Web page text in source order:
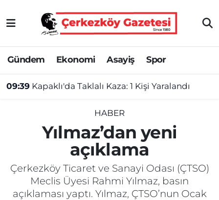
Gündem Ekonomi Asayiş Spor
09:39 Kapaklı'da Taklalı Kaza: 1 Kişi Yaralandı
HABER
Yılmaz’dan yeni
açıklama
Çerkezköy Ticaret ve Sanayi Odası (ÇTSO)
Meclis Üyesi Rahmi Yılmaz, basın
açıklaması yaptı. Yılmaz, ÇTSO’nun Ocak
Asayiş
Ekonomi
Gündem
Kültür&Sanat
Manşet
SAĞLIK
Tekirdağ Nöbetçi Eczaneler
Tekirdağ Hava Durumu
Tekirdağ Namaz Vakitleri
Tekirdağ Trafik Yoğunluk Haritası
Süper Lig Puan Durumu ve Fikstür
Tüm Manşetler
Son Dakika Haberleri